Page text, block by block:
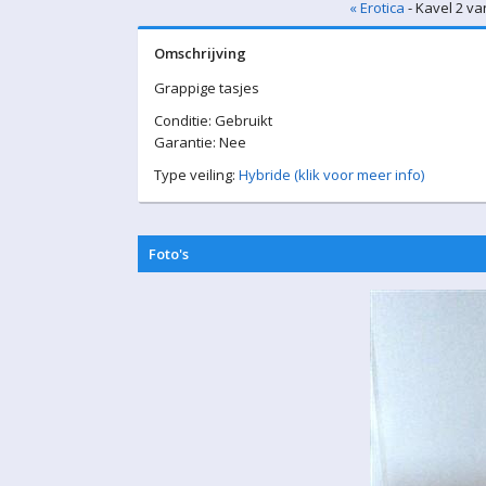
« Erotica - Kavel 2
Omschrijving
Grappige tasjes
Conditie: Gebruikt
Garantie: Nee
Type veiling: Hybride (klik voor meer info)
Foto's